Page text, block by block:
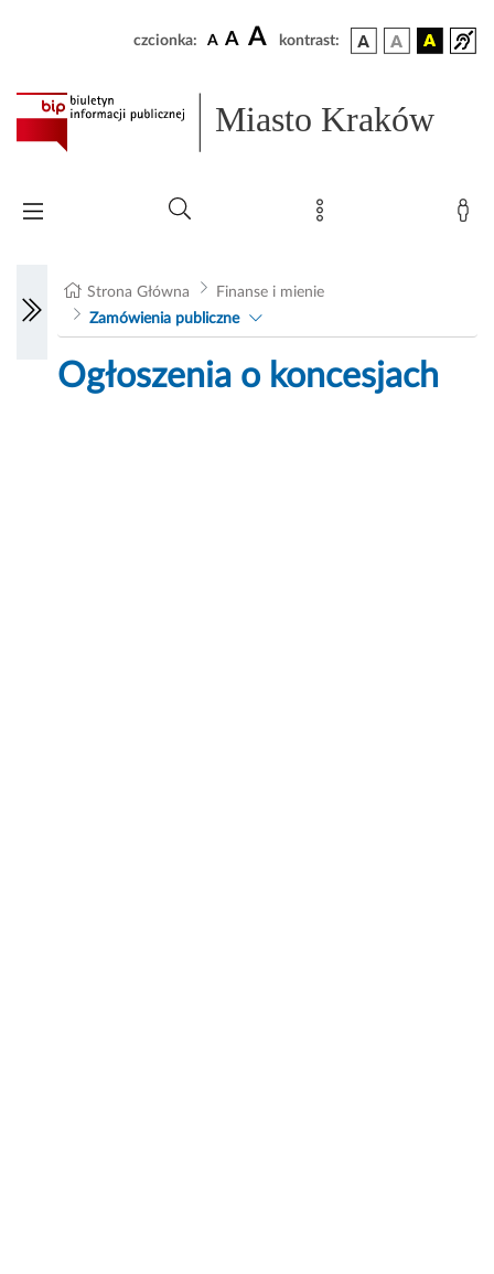
czcionka: A A A kontrast:
Miasto Kraków
Strona Główna
Finanse i mienie
Zamówienia publiczne
Ogłoszenia o koncesjach